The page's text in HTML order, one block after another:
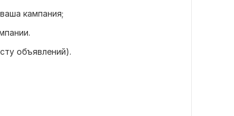
кампания;
объявлений).